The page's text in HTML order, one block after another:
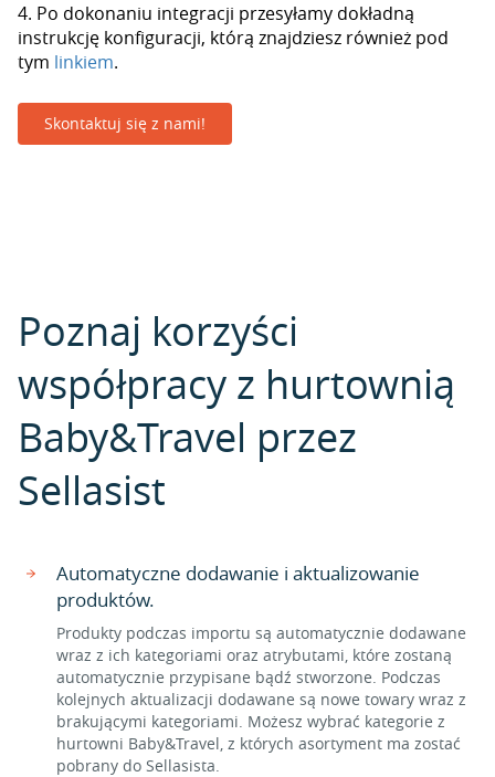
4. Po dokonaniu integracji przesyłamy dokładną
instrukcję konfiguracji, którą znajdziesz również pod
tym linkiem.
Skontaktuj się z nami!
Poznaj korzyści
współpracy z hurtownią
Baby&Travel przez
Sellasist
Automatyczne dodawanie i aktualizowanie
produktów.
Produkty podczas importu są automatycznie dodawane
wraz z ich kategoriami oraz atrybutami, które zostaną
automatycznie przypisane bądź stworzone. Podczas
kolejnych aktualizacji dodawane są nowe towary wraz z
brakującymi kategoriami. Możesz wybrać kategorie z
hurtowni Baby&Travel, z których asortyment ma zostać
pobrany do Sellasista.